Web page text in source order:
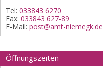
Tel: 033843 6270
Fax: 033843 627-89
E-Mail: post@amt-niemegk.de
Öffnungszeiten